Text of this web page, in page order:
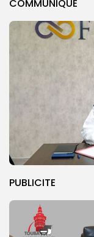
COMMUNIQUE
PUBLICITE